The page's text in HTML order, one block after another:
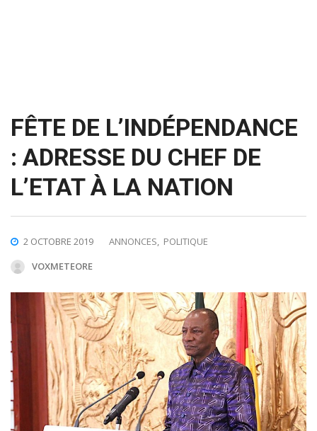
FÊTE DE L’INDÉPENDANCE
: ADRESSE DU CHEF DE
L’ETAT À LA NATION
2 OCTOBRE 2019 ANNONCES, POLITIQUE
VOXMETEORE